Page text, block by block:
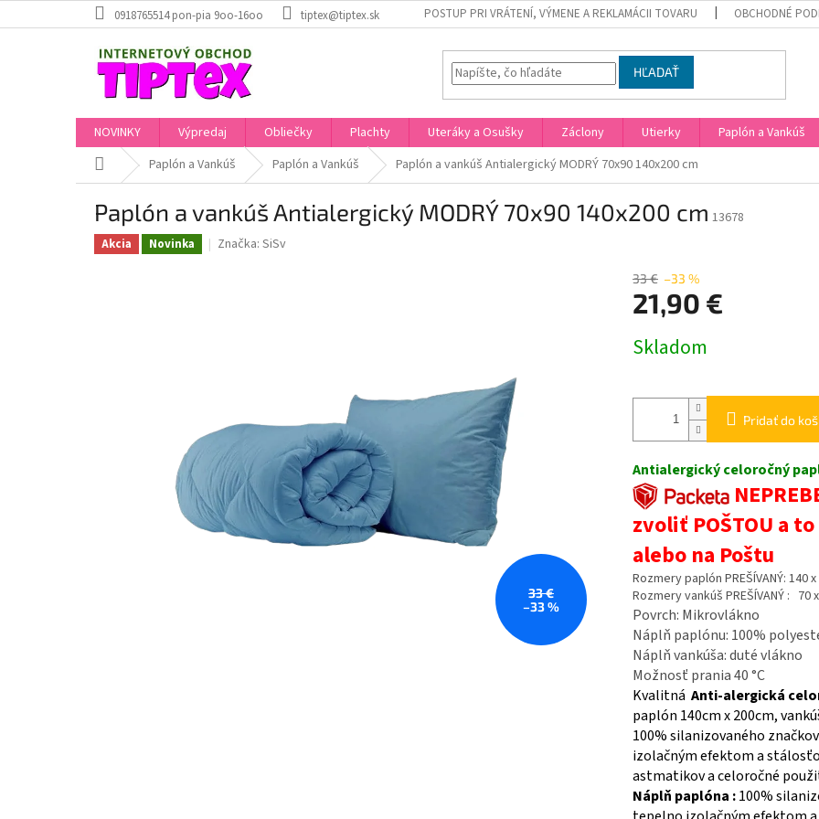
na
0918765514 pon-pia 9oo-16oo tiptex@tiptex.sk POSTUP PRI VRÁTENÍ, VÝMENE A REKLAMÁCII TOVARU OBCHODNÉ
HĽADAŤ
NOVINKY Výpredaj Obliečky Plachty Uteráky a Osušky Záclony Utierky Paplón a Vankúš
DomovPaplón a Vankúš Paplón a Vankúš Paplón a vankúš Antialergický MODRÝ 70x90 140x200 cm
Paplón a vankúš Antialergický MODRÝ 70x90 140x200 cm 13678
Akcia Novinka Značka: SiSv
33 €
–33 %
33 € –33 %
21,90 €
cena:
Skladom
Pridať do
Antialergický celoročný
zvoliť POŠTOU a
alebo na Poštu
Rozmery paplón PREŠÍVANÝ: 140
Rozmery vankúš PREŠÍVANÝ : 70
Povrch: Mikrovlákno
Náplň paplónu: 100%
Náplň vankúša: duté vlákno
Možnosť prania 40 °C
Kvalitná Anti-alergická
paplón 140cm x 200cm,
100% silanizovaného
izolačným efektom a
astmatikov a celoročné
Náplň paplóna :100%